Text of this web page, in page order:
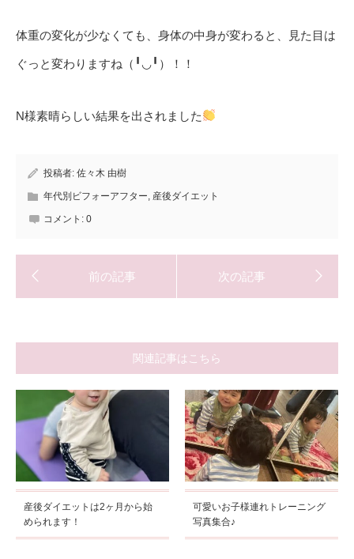
体重の変化が少なくても、身体の中身が変わると、見た目は
ぐっと変わりますね（ ╹◡╹ ）！！
N様素晴らしい結果を出されました
投稿者: 佐々木 由樹
年代別ビフォーアフター 産後ダイエット
コメント: 0
関連記事はこちら
産後ダイエットは2ヶ月から始
められます！
可愛いお子様連れトレーニング
写真集合♪